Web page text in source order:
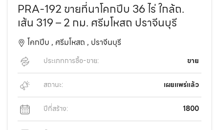
PRA-192 ขายที่นาโคกปีบ 36 ไร่ ใกล้ถ.
เส้น 319 – 2 กม. ศรีมโหสถ ปราจีนบุรี
โคกปีบ , ศรีมโหสถ , ปราจีนบุรี
ประเภทการซื้อ-ขาย: ขาย
สถานะ: เผยแพร่แล้ว
ปีที่สร้าง: 1800